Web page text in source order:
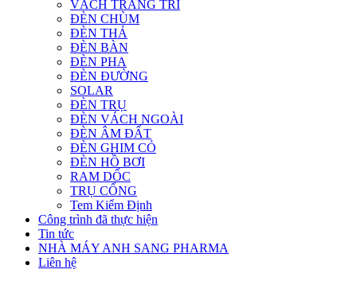
VÁCH TRANG TRÍ
ĐÈN CHÙM
ĐÈN THẢ
ĐÈN BÀN
ĐÈN PHA
ĐÈN ĐƯỜNG
SOLAR
ĐÈN TRỤ
ĐÈN VÁCH NGOÀI
ĐÈN ÂM ĐẤT
ĐÈN GHIM CỎ
ĐÈN HỒ BƠI
RAM DỐC
TRỤ CỔNG
Tem Kiểm Định
Công trình đã thực hiện
Tin tức
NHÀ MÁY ANH SANG PHARMA
Liên hệ